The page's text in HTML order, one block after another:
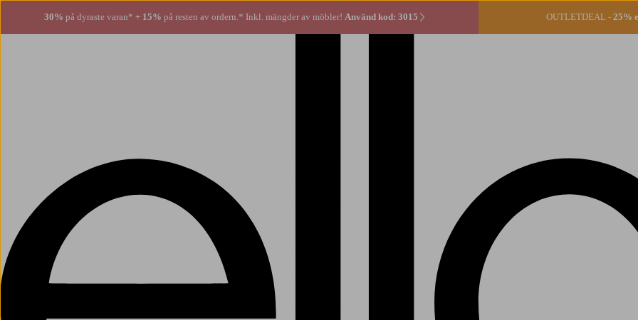
30% på dyraste varan* + 15% på resten av ordern.* Inkl. mängder av möbler! Använd kod: 3015 OUTLETDEAL - 25%